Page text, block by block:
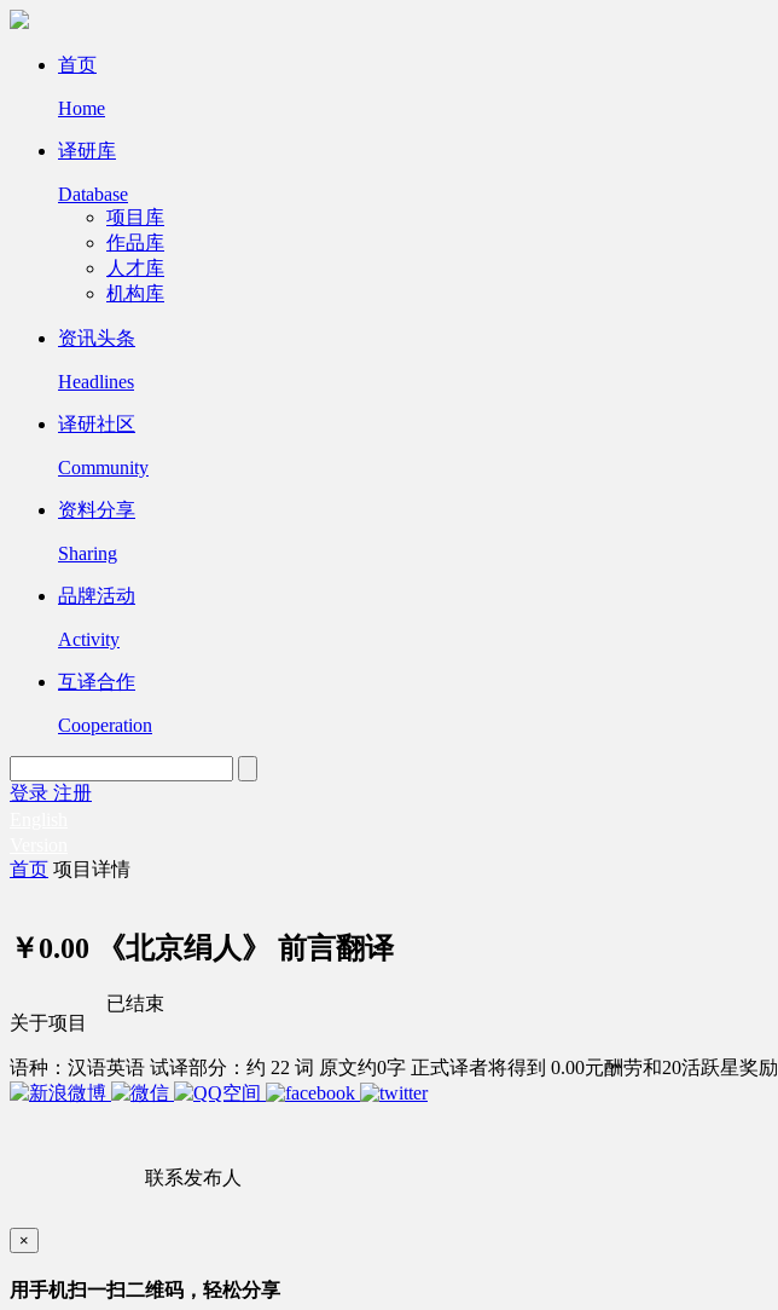
首页
Home
译研库
Database
项目库
作品库
人才库
机构库
资讯头条
Headlines
译研社区
Community
资料分享
Sharing
品牌活动
Activity
互译合作
Cooperation
登录 注册
首页 项目详情
￥0.00 《北京绢人》 前言翻译
关于项目
语种：汉语英语 试译部分：约 22 词 原文约0字 正式译者将得到 0.00元酬劳和20活跃星奖励
联系发布人
已结束
×
用手机扫一扫二维码，轻松分享